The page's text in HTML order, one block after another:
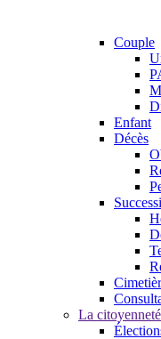
Couple
Enfant
Décès
La citoyenneté